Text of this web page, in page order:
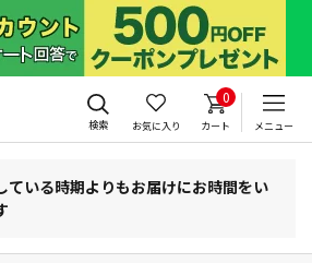
検索 お気に入り
0
カート メニュー
ている時期よりもお届けにお時間をい